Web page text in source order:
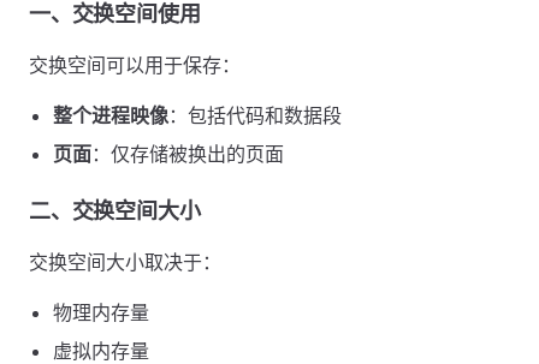
一、交换空间使用
交换空间可以用于保存：
整个进程映像：包括代码和数据段
页面：仅存储被换出的页面
二、交换空间大小
交换空间大小取决于：
物理内存量
虚拟内存量